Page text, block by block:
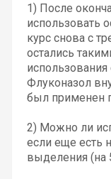
1) После
использовать
курс снова с
остались
Флуконазол
был применен
2) Можно ли
если еще есть
выделения (на